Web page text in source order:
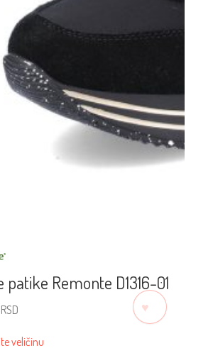
patike Remonte D1316-01
RSD
veličinu